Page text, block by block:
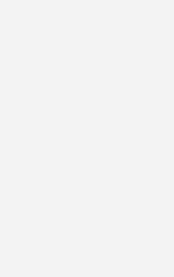
Facebook und Instagram, den wir
hatten bisher andere
so sehr Thema. Ich weiß aber
dass bei „Zeit zu starten“
Zeug möchte ich nicht machen.
ran. Dazu machen wir uns
von der Kampagne an sich?
wo wir vergleichbar wie im Internet
aufsatteln könnten, wäre das
Account für die sozialen
perfekt.
bei der Nachwuchsgewinnung?